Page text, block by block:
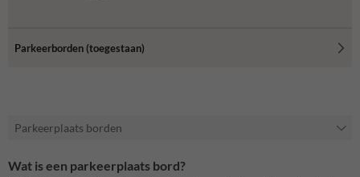
Parkeerborden (toegestaan)
Parkeerplaats borden
Wat is een parkeerplaats bord?